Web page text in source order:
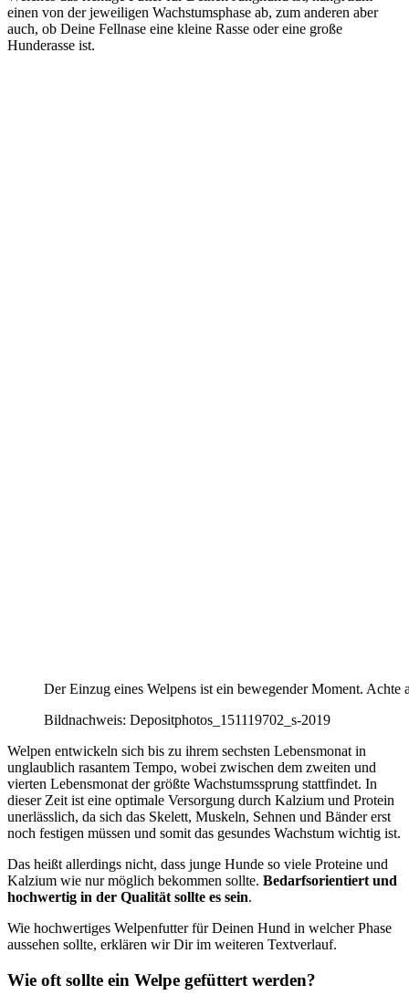
einen von der jeweiligen Wachstumsphase ab, zum anderen aber
auch, ob Deine Fellnase eine kleine Rasse oder eine große
Hunderasse ist.
Der Einzug eines Welpens ist ein bewegender Moment. Achte
Bildnachweis: Depositphotos_151119702_s-2019
Welpen entwickeln sich bis zu ihrem sechsten Lebensmonat in
unglaublich rasantem Tempo, wobei zwischen dem zweiten und
vierten Lebensmonat der größte Wachstumssprung stattfindet. In
dieser Zeit ist eine optimale Versorgung durch Kalzium und Protein
unerlässlich, da sich das Skelett, Muskeln, Sehnen und Bänder erst
noch festigen müssen und somit das gesundes Wachstum wichtig ist.
Das heißt allerdings nicht, dass junge Hunde so viele Proteine und
Kalzium wie nur möglich bekommen sollte. Bedarfsorientiert und
hochwertig in der Qualität sollte es sein.
Wie hochwertiges Welpenfutter für Deinen Hund in welcher Phase
aussehen sollte, erklären wir Dir im weiteren Textverlauf.
Wie oft sollte ein Welpe gefüttert werden?